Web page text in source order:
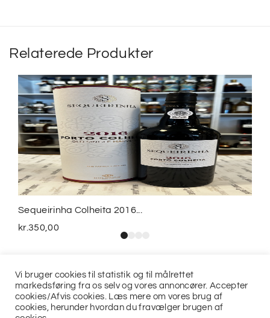
Relaterede Produkter
Sequeirinha Colheita 2016...
kr.350,00
Vi bruger cookies til statistik og til målrettet
markedsføring fra os selv og vores annoncører. Accepter
cookies/Afvis cookies. Læs mere om vores brug af
cookies, herunder hvordan du fravælger brugen af